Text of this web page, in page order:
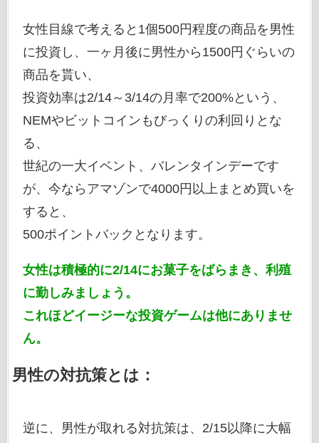
女性目線で考えると1個500円程度の商品を男性
に投資し、一ヶ月後に男性から1500円ぐらいの
商品を貰い、
投資効率は2/14～3/14の月率で200%という、
NEMやビットコインもびっくりの利回りとな
る、
世紀の一大イベント、バレンタインデーです
が、今ならアマゾンで4000円以上まとめ買いを
すると、
500ポイントバックとなります。
女性は積極的に2/14にお菓子をばらまき、利殖
に勤しみましょう。
これほどイージーな投資ゲームは他にありませ
ん。
男性の対抗策とは：
逆に、男性が取れる対抗策は、2/15以降に大幅